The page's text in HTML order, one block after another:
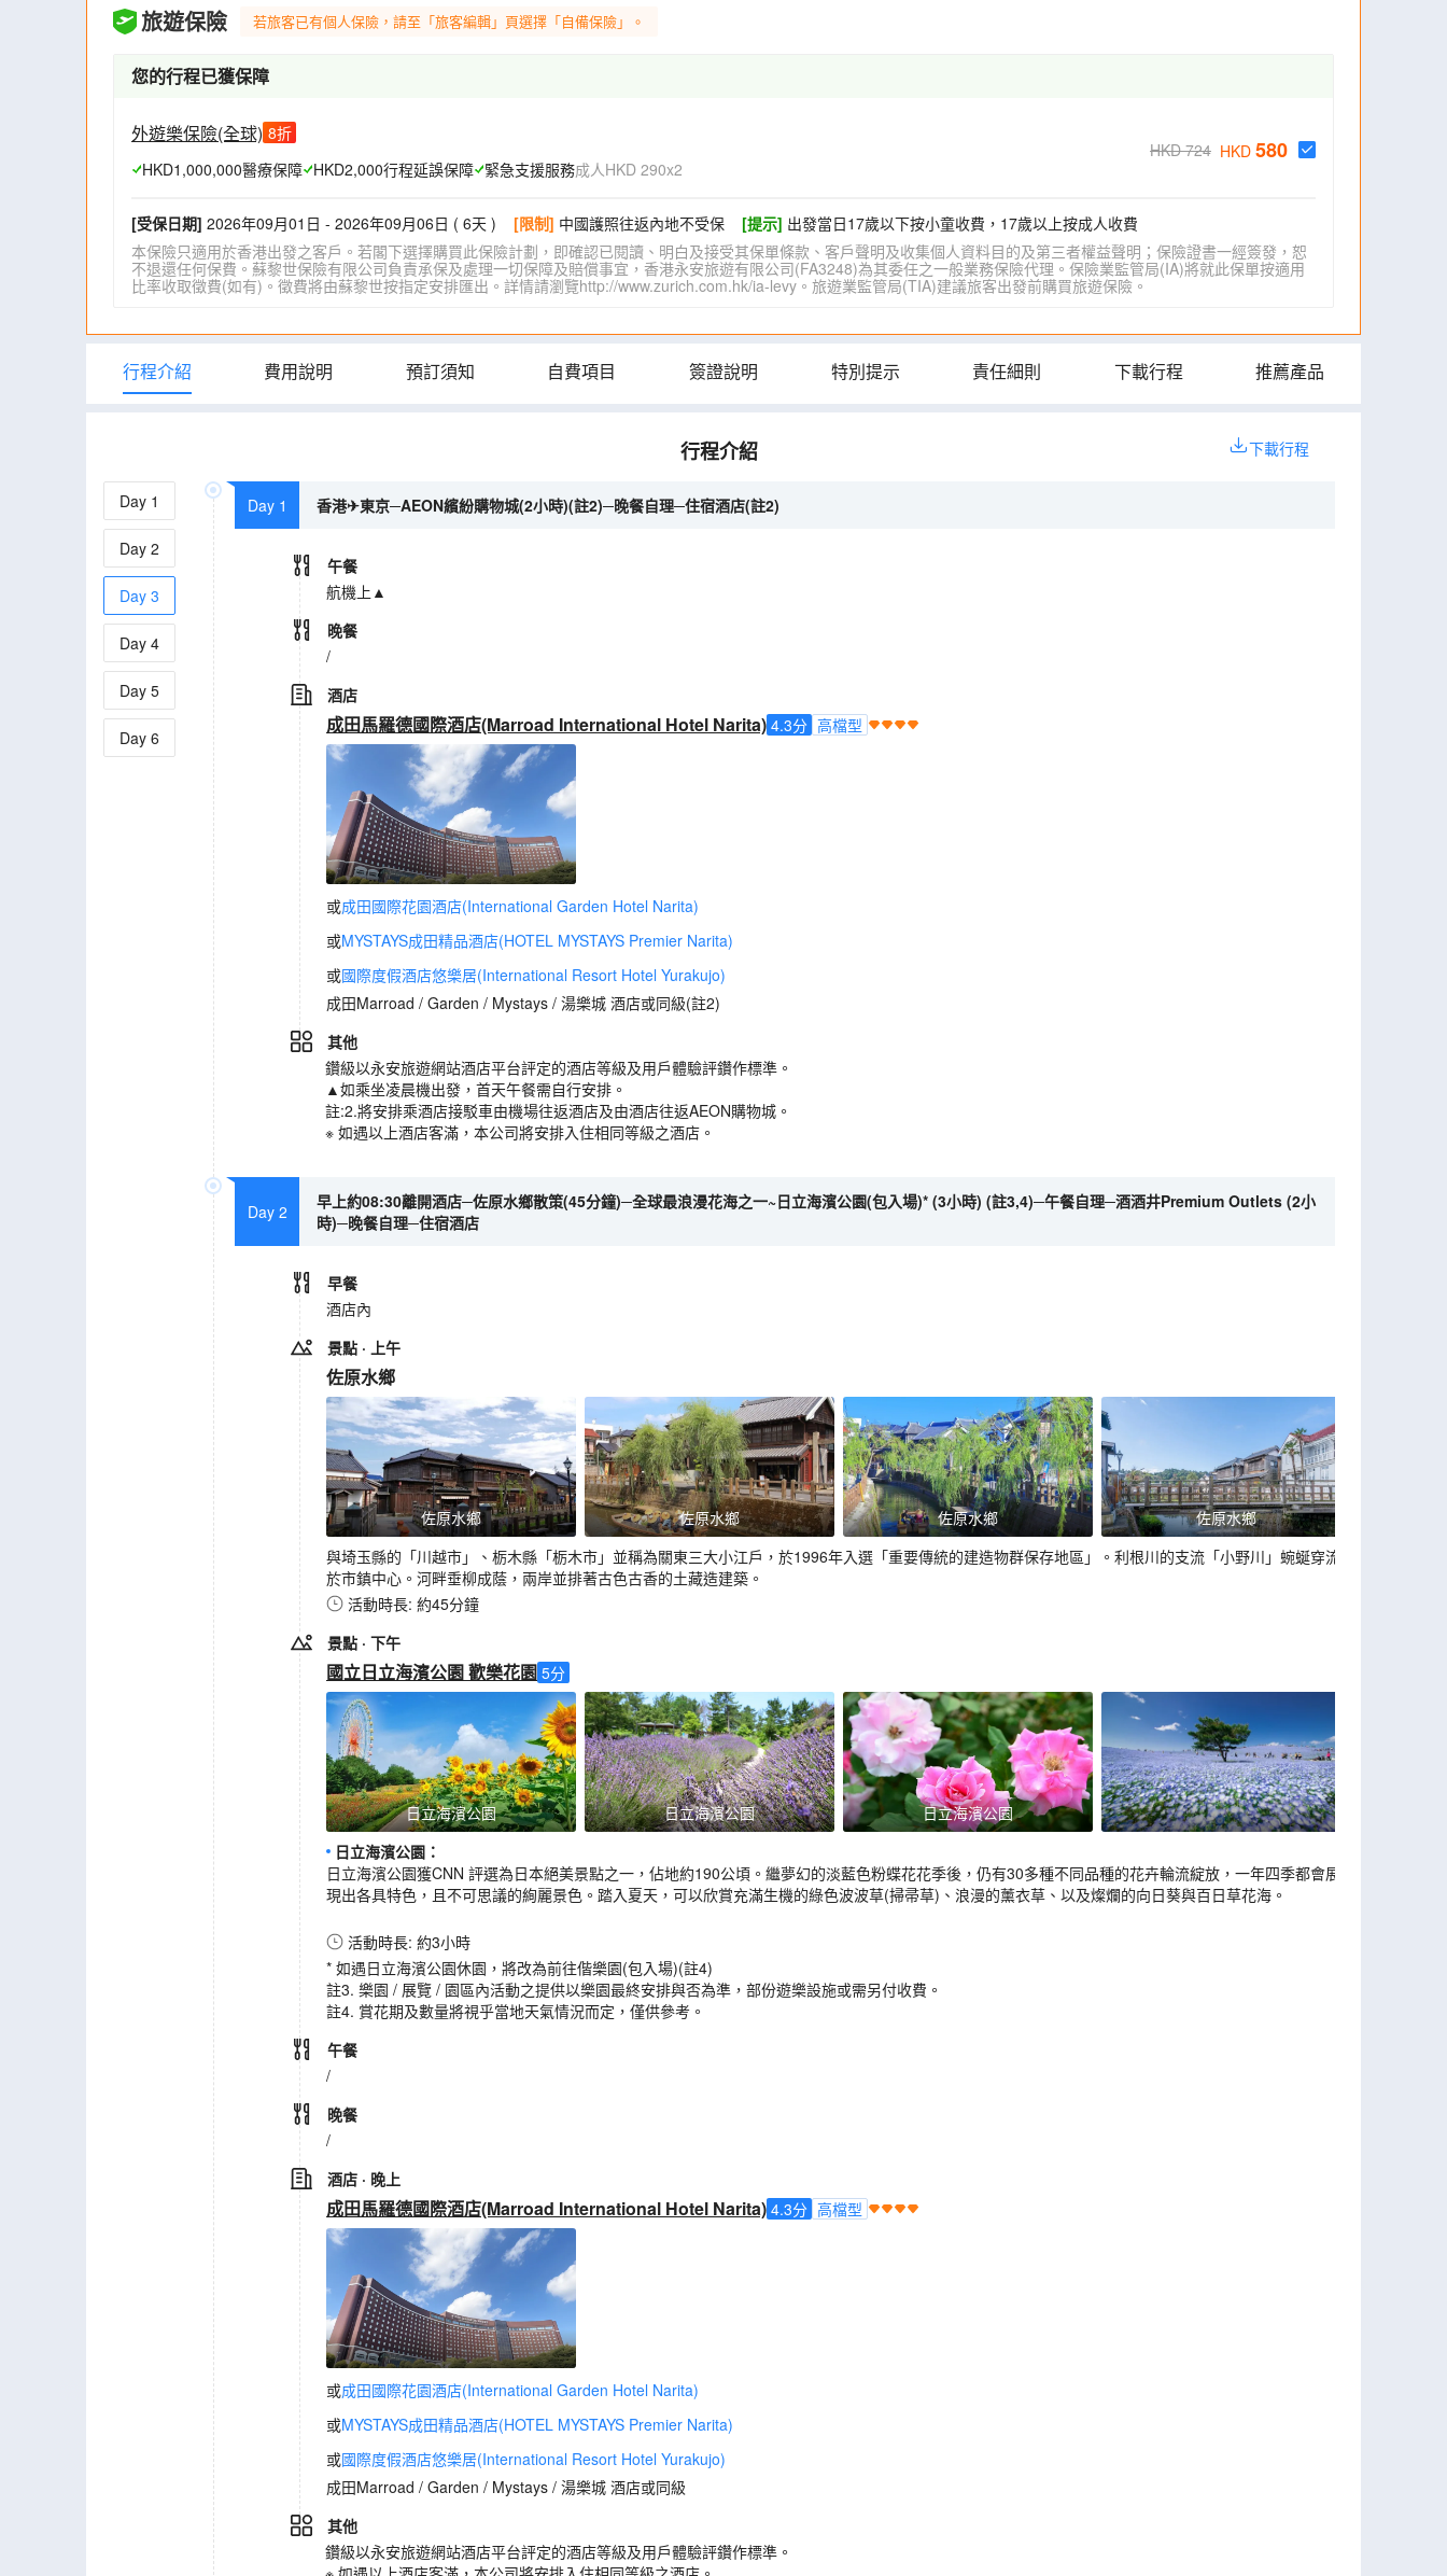
旅遊保險 若旅客已有個人保險，請至「旅客編輯」頁選擇「自備保險」。
您的行程已獲保障
外遊樂保險(全球) 8折
HKD1,000,000醫療保障 HKD2,000行程延誤保障 緊急支援服務成人HKD 290x2
HKD 724 HKD 580
[受保日期] 2026年09月01日 - 2026年09月06日 ( 6天 ) [限制] 中國護照往返內地不受保 [提示] 出發當日17歲以下按小童收費，17歲以上按成人收費
本保險只適用於香港出發之客戶。若閣下選擇購買此保險計劃，即確認已閱讀、明白及接受其保單條款、客戶聲明及收集個人資料目的及第三者權益聲明；保險證書一經簽發，恕
不退還任何保費。蘇黎世保險有限公司負責承保及處理一切保障及賠償事宜，香港永安旅遊有限公司(FA3248)為其委任之一般業務保險代理。保險業監管局(IA)將就此保單按適用
比率收取徵費(如有)。徵費將由蘇黎世按指定安排匯出。詳情請瀏覽http://www.zurich.com.hk/ia-levy。旅遊業監管局(TIA)建議旅客出發前購買旅遊保險。
行程介紹 費用說明 預訂須知 自費項目 簽證說明 特別提示 責任細則 下載行程 推薦產品
行程介紹 下載行程
Day 1
Day 2
Day 3
Day 4
Day 5
Day 6
Day 1 香港✈東京─AEON繽紛購物城(2小時)(註2)─晚餐自理─住宿酒店(註2)
午餐
航機上▲
晚餐
/
酒店
成田馬羅德國際酒店(Marroad International Hotel Narita) 4.3分 高檔型
或成田國際花園酒店(International Garden Hotel Narita)
或MYSTAYS成田精品酒店(HOTEL MYSTAYS Premier Narita)
或國際度假酒店悠樂居(International Resort Hotel Yurakujo)
成田Marroad / Garden / Mystays / 湯樂城 酒店或同級(註2)
其他
鑽級以永安旅遊網站酒店平台評定的酒店等級及用戶體驗評鑽作標準。
▲如乘坐凌晨機出發，首天午餐需自行安排。
註:2.將安排乘酒店接駁車由機場往返酒店及由酒店往返AEON購物城。
※ 如遇以上酒店客滿，本公司將安排入住相同等級之酒店。
Day 2
早上約08:30離開酒店─佐原水鄉散策(45分鐘)─全球最浪漫花海之一~日立海濱公園(包入場)* (3小時) (註3,4)─午餐自理─酒酒井Premium Outlets (2小
時)─晚餐自理─住宿酒店
早餐
酒店內
景點 · 上午
佐原水鄉
佐原水鄉 佐原水鄉 佐原水鄉
佐原水鄉
與埼玉縣的「川越市」、栃木縣「栃木市」並稱為關東三大小江戶，於1996年入選「重要傳統的建造物群保存地區」。利根川的支流「小野川」蜿蜒穿流
於市鎮中心。河畔垂柳成蔭，兩岸並排著古色古香的土藏造建築。
活動時長: 約45分鐘
景點 · 下午
國立日立海濱公園 歡樂花園 5分
日立海濱公園 日立海濱公園
日立海濱公園
日立海濱公園 ：
日立海濱公園獲CNN 評選為日本絕美景點之一，佔地約190公頃。繼夢幻的淡藍色粉蝶花花季後，仍有30多種不同品種的花卉輪流綻放，一年四季都會展
現出各具特色，且不可思議的絢麗景色。踏入夏天，可以欣賞充滿生機的綠色波波草(掃帚草)、浪漫的薰衣草、以及燦爛的向日葵與百日草花海。
活動時長: 約3小時
* 如遇日立海濱公園休園，將改為前往偕樂園(包入場)(註4)
註3. 樂園 / 展覽 / 園區內活動之提供以樂園最終安排與否為準，部份遊樂設施或需另付收費。
註4. 賞花期及數量將視乎當地天氣情況而定，僅供參考。
午餐
/
晚餐
/
酒店 · 晚上
成田馬羅德國際酒店(Marroad International Hotel Narita) 4.3分 高檔型
或成田國際花園酒店(International Garden Hotel Narita)
或MYSTAYS成田精品酒店(HOTEL MYSTAYS Premier Narita)
或國際度假酒店悠樂居(International Resort Hotel Yurakujo)
成田Marroad / Garden / Mystays / 湯樂城 酒店或同級
其他
鑽級以永安旅遊網站酒店平台評定的酒店等級及用戶體驗評鑽作標準。